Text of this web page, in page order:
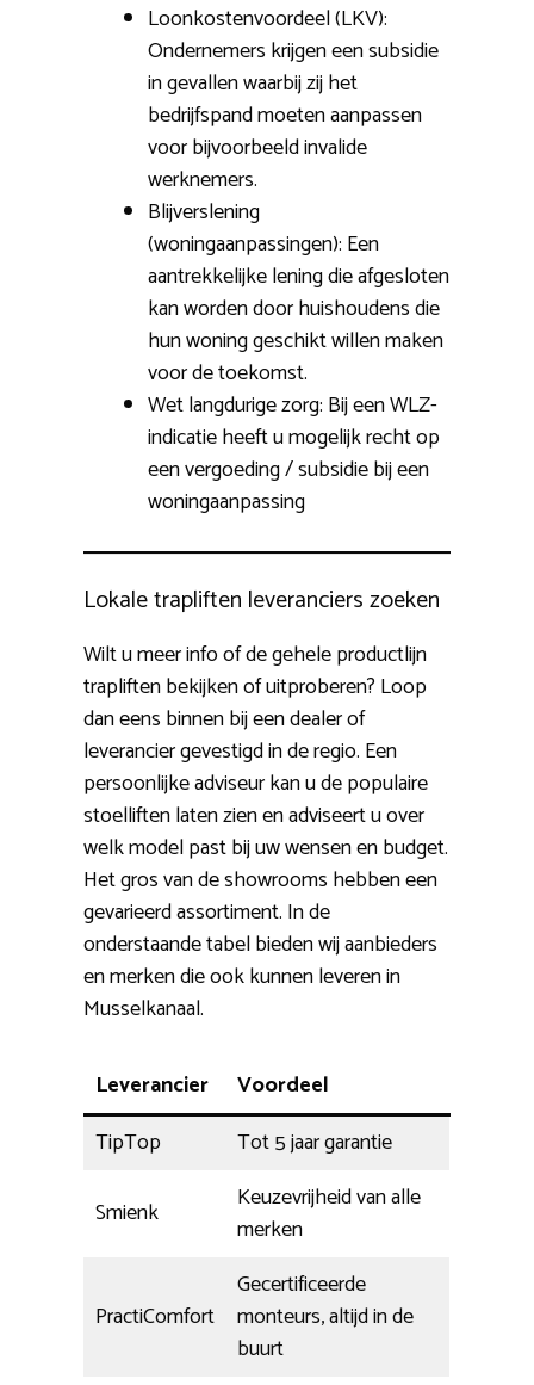
Loonkostenvoordeel (LKV):
Ondernemers krijgen een subsidie
in gevallen waarbij zij het
bedrijfspand moeten aanpassen
voor bijvoorbeeld invalide
werknemers.
Blijverslening
(woningaanpassingen): Een
aantrekkelijke lening die afgesloten
kan worden door huishoudens die
hun woning geschikt willen maken
voor de toekomst.
Wet langdurige zorg: Bij een WLZ-
indicatie heeft u mogelijk recht op
een vergoeding / subsidie bij een
woningaanpassing
Lokale trapliften leveranciers zoeken
Wilt u meer info of de gehele productlijn
trapliften bekijken of uitproberen? Loop
dan eens binnen bij een dealer of
leverancier gevestigd in de regio. Een
persoonlijke adviseur kan u de populaire
stoelliften laten zien en adviseert u over
welk model past bij uw wensen en budget.
Het gros van de showrooms hebben een
gevarieerd assortiment. In de
onderstaande tabel bieden wij aanbieders
en merken die ook kunnen leveren in
Musselkanaal.
Leverancier
Voordeel
TipTop
Tot 5 jaar garantie
Smienk
Keuzevrijheid van alle
merken
PractiComfort
Gecertificeerde
monteurs, altijd in de
buurt